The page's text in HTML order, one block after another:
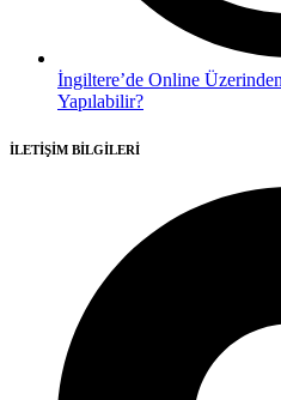
İngiltere’de Online
Yapılabilir?
İLETİŞİM BİLGİLERİ